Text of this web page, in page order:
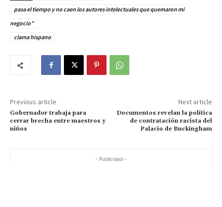
pasa el tiempo y no caen los autores intelectuales que quemaron mi
negocio”
clama hispano
Previous article
Gobernador trabaja para
cerrar brecha entre maestros y
niños
Next article
Documentos revelan la política
de contratación racista del
Palacio de Buckingham
- Publicidad -